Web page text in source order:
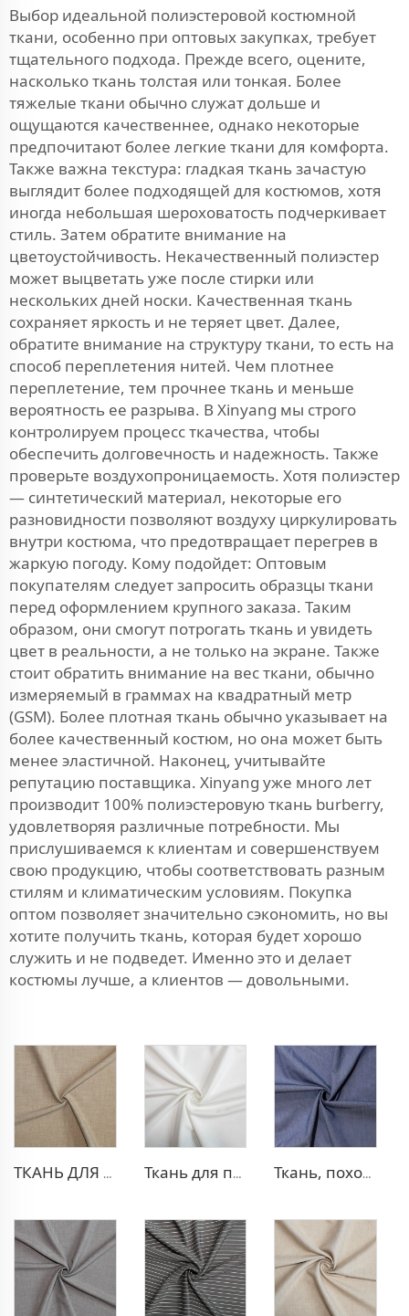
Выбор идеальной полиэстеровой костюмной
ткани, особенно при оптовых закупках, требует
тщательного подхода. Прежде всего, оцените,
насколько ткань толстая или тонкая. Более
тяжелые ткани обычно служат дольше и
ощущаются качественнее, однако некоторые
предпочитают более легкие ткани для комфорта.
Также важна текстура: гладкая ткань зачастую
выглядит более подходящей для костюмов, хотя
иногда небольшая шероховатость подчеркивает
стиль. Затем обратите внимание на
цветоустойчивость. Некачественный полиэстер
может выцветать уже после стирки или
нескольких дней носки. Качественная ткань
сохраняет яркость и не теряет цвет. Далее,
обратите внимание на структуру ткани, то есть на
способ переплетения нитей. Чем плотнее
переплетение, тем прочнее ткань и меньше
вероятность ее разрыва. В Xinyang мы строго
контролируем процесс ткачества, чтобы
обеспечить долговечность и надежность. Также
проверьте воздухопроницаемость. Хотя полиэстер
— синтетический материал, некоторые его
разновидности позволяют воздуху циркулировать
внутри костюма, что предотвращает перегрев в
жаркую погоду. Кому подойдет: Оптовым
покупателям следует запросить образцы ткани
перед оформлением крупного заказа. Таким
образом, они смогут потрогать ткань и увидеть
цвет в реальности, а не только на экране. Также
стоит обратить внимание на вес ткани, обычно
измеряемый в граммах на квадратный метр
(GSM). Более плотная ткань обычно указывает на
более качественный костюм, но она может быть
менее эластичной. Наконец, учитывайте
репутацию поставщика. Xinyang уже много лет
производит 100% полиэстеровую ткань burberry,
удовлетворяя различные потребности. Мы
прислушиваемся к клиентам и совершенствуем
свою продукцию, чтобы соответствовать разным
стилям и климатическим условиям. Покупка
оптом позволяет значительно сэкономить, но вы
хотите получить ткань, которая будет хорошо
служить и не подведет. Именно это и делает
костюмы лучше, а клиентов — довольными.
ТКАНЬ ДЛЯ ТРИКОТАЖНЫХ БРЮК ИЗ ПОЛИЭСТЕРА И ВИСКОЗЫ Ткань для платья из полиэстера и вискозы с эффектом стрейч Ткань, похожая на деним, из полиэстера и вискозы